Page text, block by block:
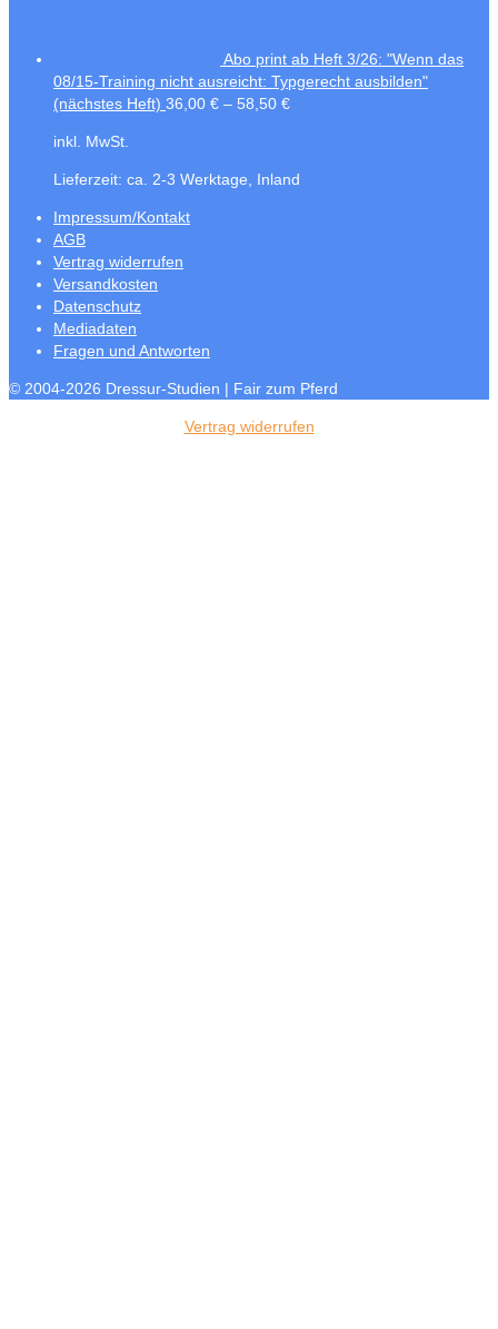
Abo print ab Heft 3/26: "Wenn das
08/15-Training nicht ausreicht: Typgerecht ausbilden"
(nächstes Heft) 36,00 € – 58,50 €
inkl. MwSt.
Lieferzeit: ca. 2-3 Werktage, Inland
Impressum/Kontakt
AGB
Vertrag widerrufen
Versandkosten
Datenschutz
Mediadaten
Fragen und Antworten
© 2004-2026 Dressur-Studien | Fair zum Pferd
Vertrag widerrufen